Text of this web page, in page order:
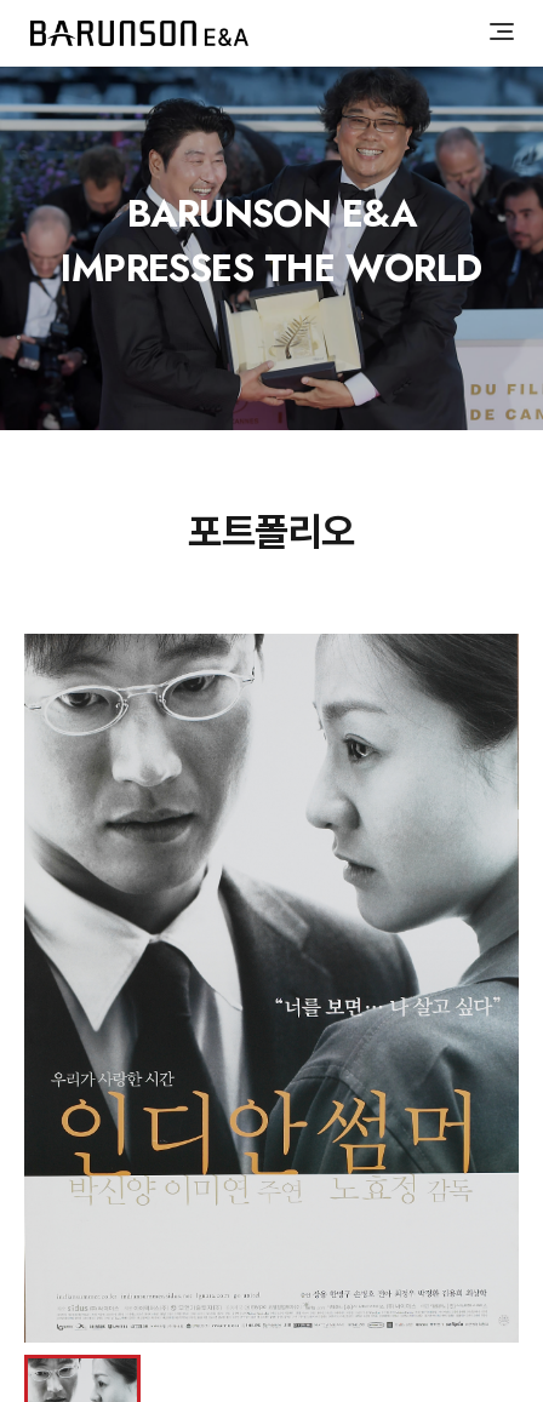
BARUNSON E&A
IMPRESSES THE WORLD
포트폴리오